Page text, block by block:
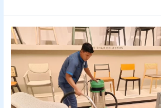
Jasa
General
Cleaning
di
Jakarta:
Solusi